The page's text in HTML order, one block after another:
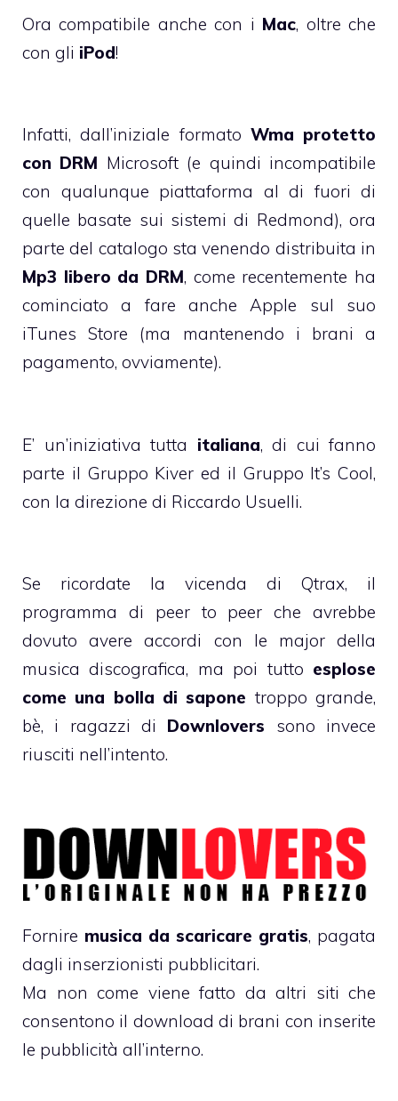
Ora compatibile anche con i Mac, oltre che
con gli iPod!
Infatti, dall’iniziale formato Wma protetto
con DRM Microsoft (e quindi incompatibile
con qualunque piattaforma al di fuori di
quelle basate sui sistemi di Redmond), ora
parte del catalogo sta venendo distribuita in
Mp3 libero da DRM, come recentemente ha
cominciato a fare anche Apple sul suo
iTunes Store (ma mantenendo i brani a
pagamento, ovviamente).
E’ un’iniziativa tutta italiana, di cui fanno
parte il Gruppo Kiver ed il Gruppo It’s Cool,
con la direzione di Riccardo Usuelli.
Se ricordate la vicenda di Qtrax, il
programma di peer to peer che avrebbe
dovuto avere accordi con le major della
musica discografica, ma poi tutto esplose
come una bolla di sapone troppo grande,
bè, i ragazzi di Downlovers sono invece
riusciti nell’intento.
Fornire musica da scaricare gratis, pagata
dagli inserzionisti pubblicitari.
Ma non come viene fatto da altri siti che
consentono il download di brani con inserite
le pubblicità all’interno.